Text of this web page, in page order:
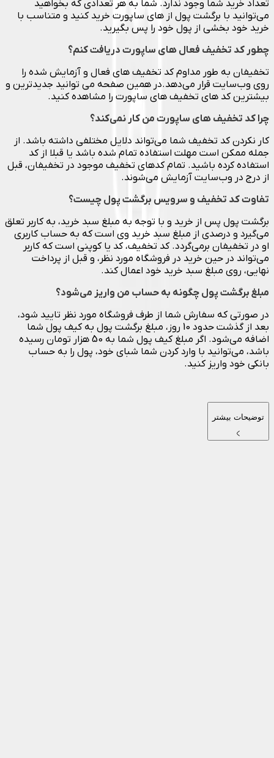
تعداد خرید شما وجود ندارد. شما به هر تعدادی که بخواهید
می‌توانید با برگشت پول از های ساپورت خرید کنید و متناسب با
خرید خود بخشی از پول خود را پس بگیرید.
چطور کد تخفیف فعال های ساپورت دریافت کنم؟
تخفیفان به طور مداوم کد تخفیف های فعال و آزمایش شده را
روی وب‌سایت قرار می‌دهد.در همین صفحه می توانید جدیدترین و
بیشترین کد های تخفیف های ساپورت را مشاهده کنید.
چرا کد تخفیف های ساپورت من کار نمی‌کند؟
کار نکردن کد تخفیف شما می‌تواند دلایل مختلفی داشته باشد. از
جمله ممکن است مهلت استفاده تمام شده باشد یا قبلا از کد
استفاده کرده باشید. تمام کدهای تخفیف موجود در تخفیفان، قبل
از درج در وب‌سایت آزمایش می‌شوند.
تفاوت کد تخفیف و سرویس برگشت پول چیست؟
برگشت پول پس از خرید و با توجه به مبلغ سبد خرید، به کاربر تعلق
می‌گیرد و درصدی از مبلغ سبد خرید وی است که به حساب کاربری
او در تخفیفان برمی‌گردد. کد تخفیف، کد یا کوپنی است که کاربر
می‌تواند در حین خرید در فروشگاه مورد نظر، و قبل از پرداخت
نهایی، روی مبلغ سبد خرید خود اعمال کند.
مبلغ برگشت پول چگونه به حساب من واریز می‌شود؟
در صورتی که سفارش شما از طرف فروشگاه مورد نظر تایید شود،
بعد از گذشت حدود 10 روز، مبلغ برگشت پول به کیف پول شما
اضافه می‌شود. اگر مبلغ کیف پول شما به 50 هزار تومان رسیده
باشد، می‌توانید با وارد کردن شما شبای خود، پول را به حساب
بانکی خود واریز کنید.
توضیحات بیشتر